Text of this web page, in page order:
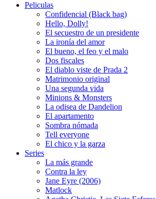
Peliculas
Confidencial (Black bag)
Hello, Dolly!
El secuestro de un presidente
La ironía del amor
El bueno, el feo y el malo
Dos fiscales
El diablo viste de Prada 2
Matrimonio original
Una segunda vida
Minions & Monsters
La odisea de Dandelion
El apartamento
Sombra nómada
Tell everyone
El chico y la garza
Series
La más grande
Contra la ley
Jane Eyre (2006)
Matlock